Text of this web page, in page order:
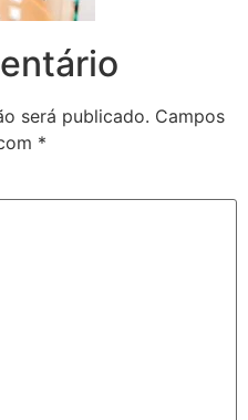
será publicado. Campos
*